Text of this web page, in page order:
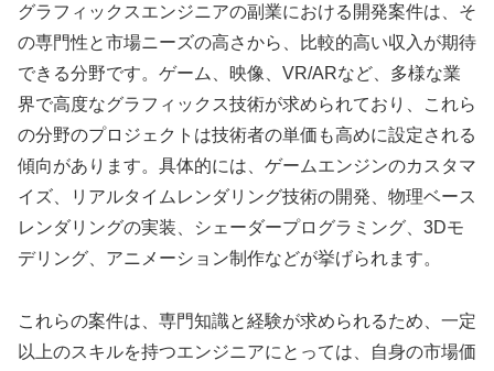
グラフィックスエンジニアの副業における開発案件は、そ
の専門性と市場ニーズの高さから、比較的高い収入が期待
できる分野です。ゲーム、映像、VR/ARなど、多様な業
界で高度なグラフィックス技術が求められており、これら
の分野のプロジェクトは技術者の単価も高めに設定される
傾向があります。具体的には、ゲームエンジンのカスタマ
イズ、リアルタイムレンダリング技術の開発、物理ベース
レンダリングの実装、シェーダープログラミング、3Dモ
デリング、アニメーション制作などが挙げられます。
これらの案件は、専門知識と経験が求められるため、一定
以上のスキルを持つエンジニアにとっては、自身の市場価